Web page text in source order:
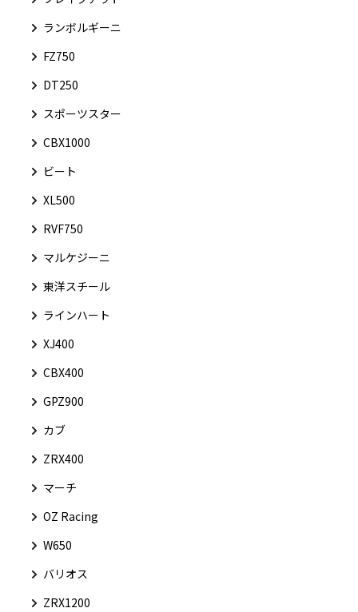
ランボルギーニ
FZ750
DT250
スポーツスター
CBX1000
ビート
XL500
RVF750
マルケジーニ
東洋スチール
ラインハート
XJ400
CBX400
GPZ900
カブ
ZRX400
マーチ
OZ Racing
W650
バリオス
ZRX1200